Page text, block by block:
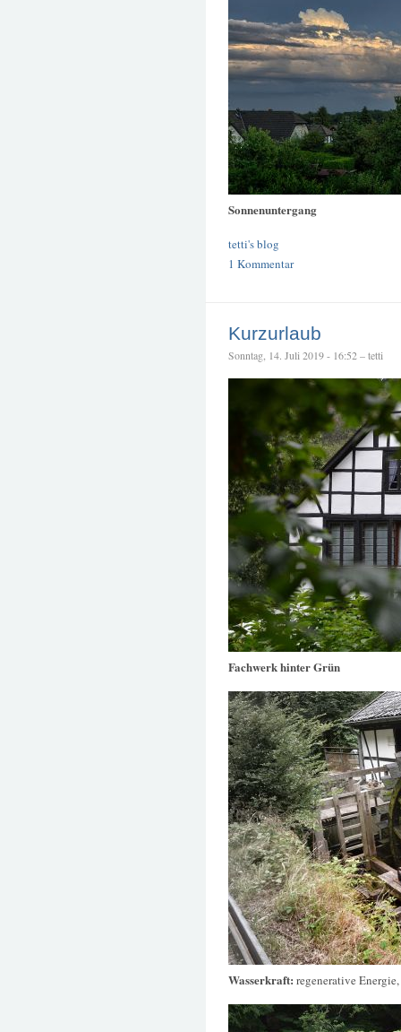
Sonnenuntergang
tetti's blog
1 Kommentar
Kurzurlaub
Sonntag, 14. Juli 2019 - 16:52 – tetti
Fachwerk hinter Grün
Wasserkraft: regenerative